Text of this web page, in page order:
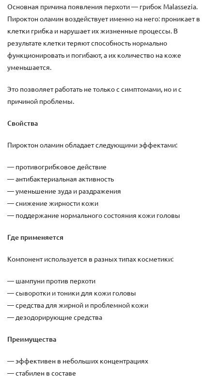
Основная причина появления перхоти — грибок Malassezia.
Пироктон оламин воздействует именно на него: проникает в
клетки грибка и нарушает их жизненные процессы. В
результате клетки теряют способность нормально
функционировать и погибают, а их количество на коже
уменьшается.
Это позволяет работать не только с симптомами, но и с
причиной проблемы.
Свойства
Пироктон оламин обладает следующими эффектами:
— противогрибковое действие
— антибактериальная активность
— уменьшение зуда и раздражения
— снижение жирности кожи
— поддержание нормального состояния кожи головы
Где применяется
Компонент используется в разных типах косметики:
— шампуни против перхоти
— сыворотки и тоники для кожи головы
— средства для жирной и проблемной кожи
— дезодорирующие средства
Преимущества
— эффективен в небольших концентрациях
— стабилен в составе